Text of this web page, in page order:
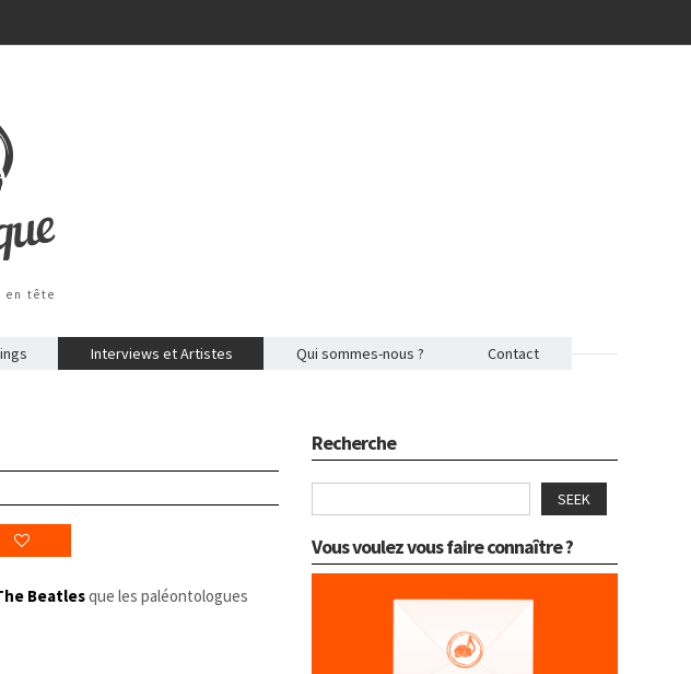
en tête
Interviews et Artistes Qui sommes-nous ? Contact
Beatlesque les paléontologues
Recherche
SEEK
Vous voulez vous faire connaître ?